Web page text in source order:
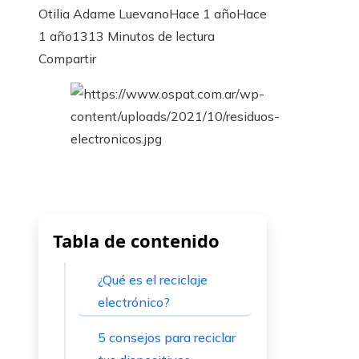
Otilia Adame LuevanoHace 1 añoHace
1 año1313 Minutos de lectura
Facebook
Twitter
LinkedIn
Pinterest
Stumbleupon
Email
Compartir
Tabla de contenido
¿Qué es el reciclaje
electrónico?
5 consejos para reciclar